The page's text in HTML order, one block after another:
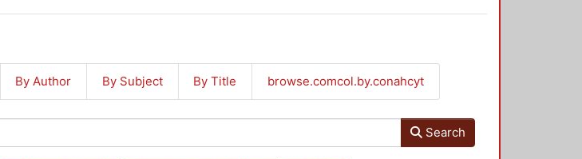
By Author By Subject By Title browse.comcol.by.conahcyt
Search